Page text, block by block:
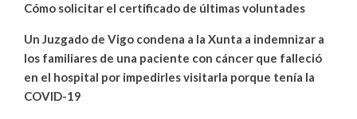
Cómo solicitar el certificado de últimas voluntades
Un Juzgado de Vigo condena a la Xunta a indemnizar a
los familiares de una paciente con cáncer que falleció
en el hospital por impedirles visitarla porque tenía la
COVID-19